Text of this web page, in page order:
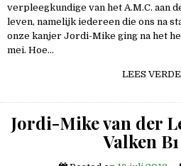
verpleegkundige van het A.M.C. aan
leven, namelijk iedereen die ons na
onze kanjer Jordi-Mike ging na het
mei. Hoe…
LEES
Jordi-Mike van der
Valken B1